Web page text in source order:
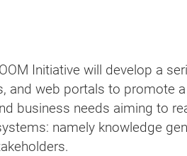
Initiative will develop a
and web portals to promote
business needs aiming to
namely knowledge